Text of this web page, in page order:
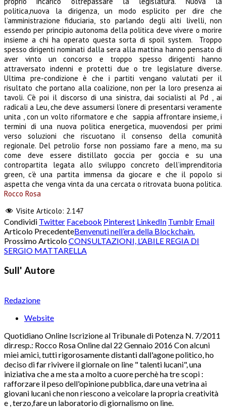
politica,nuova la dirigenza, un modo esplicito per dire che
l’amministrazione fiduciaria, sto parlando degli alti livelli, non
essendo per principio autonoma della politica deve vivere o morire
insieme a chi ha operato questa sorta di spoil system. Troppo
spesso dirigenti nominati dalla sera alla mattina hanno pensato di
aver vinto un concorso e troppo spesso dirigenti hanno
attraversato indenni e protetti due o tre legislature diverse.
Ultima pre-condizione è che i partiti vengano valutati per il
risultato che portano alla coalizione, non per la loro presenza ai
tavoli. C’è poi il discorso di una sinistra, dai socialisti al Pd , ai
radicali a Leu, che deve assumersi l’onere di presentarsi veramente
unita , con un volto riformatore e che sappia affrontare insieme, i
termini di una nuova politica energetica, muovendosi per primi
verso soluzioni che riscuotano il consenso della comunità
regionale. Del petrolio forse non possiamo fare a meno, ma su
come deve essere distillato goccia per goccia e su una
contropartita legata allo sviluppo concreto dell’imprenditoria
green, c’è una partita immensa da giocare e che il popolo si
aspetta che venga vinta da una cercata o ritrovata buona politica.
Rocco Rosa
Visite Articolo: 2.147
Condividi Twitter Facebook Pinterest LinkedIn Tumblr Email
Articolo PrecedenteBenvenuti nell’era della Blockchain.
Prossimo ArticoloCONSULTAZIONI, L’ABILE REGIA DI
SERGIO MATTARELLA
Sull' Autore
Redazione
Website
Quotidiano Online Iscrizione al Tribunale di Potenza N. 7/2011
dir.resp.: Rocco Rosa Online dal 22 Gennaio 2016 Con alcuni
miei amici, tutti rigorosamente distanti dall'agone politico, ho
deciso di far rivivere il giornale on line " talenti lucani", una
iniziativa che a me sta a molto a cuore perchè ha tre scopi :
rafforzare il peso dell'opinione pubblica, dare una vetrina ai
giovani lucani che non riescono a veicolare la propria creatività
e , terzo,fare un laboratorio di giornalismo on line.